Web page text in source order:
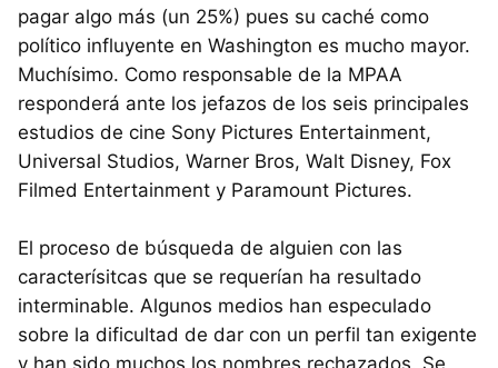
pagar algo más (un 25%) pues su caché como
político influyente en Washington es mucho mayor.
Muchísimo. Como responsable de la MPAA
responderá ante los jefazos de los seis principales
estudios de cine Sony Pictures Entertainment,
Universal Studios, Warner Bros, Walt Disney, Fox
Filmed Entertainment y Paramount Pictures.
El proceso de búsqueda de alguien con las
caracterísitcas que se requerían ha resultado
interminable. Algunos medios han especulado
sobre la dificultad de dar con un perfil tan exigente
y han sido muchos los nombres rechazados. Se